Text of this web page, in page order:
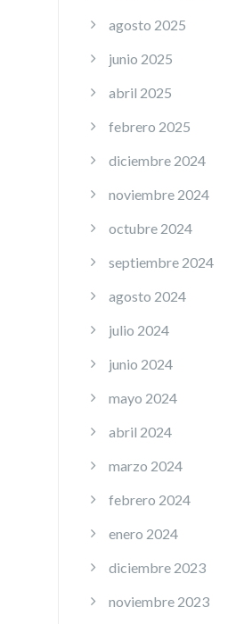
agosto 2025
junio 2025
abril 2025
febrero 2025
diciembre 2024
noviembre 2024
octubre 2024
septiembre 2024
agosto 2024
julio 2024
junio 2024
mayo 2024
abril 2024
marzo 2024
febrero 2024
enero 2024
diciembre 2023
noviembre 2023